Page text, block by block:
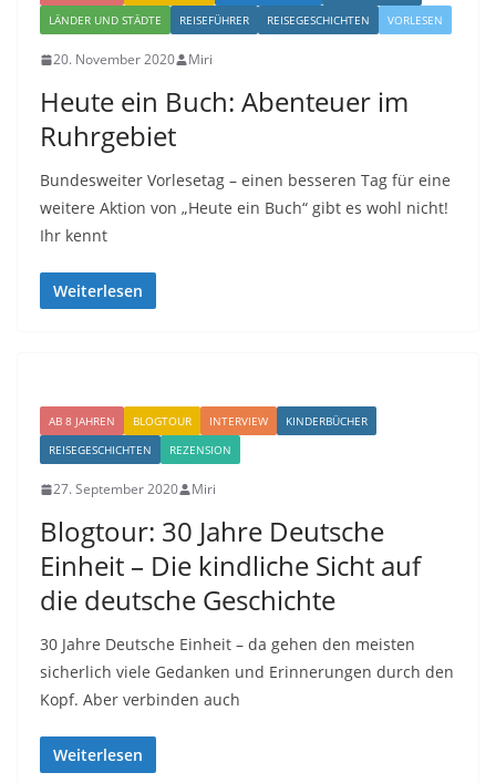
LÄNDER UND STÄDTE
REISEFÜHRER REISEGESCHICHTEN VORLESEN
20. November 2020 Miri
Heute ein Buch: Abenteuer im
Ruhrgebiet
Bundesweiter Vorlesetag – einen besseren Tag für eine
weitere Aktion von „Heute ein Buch“ gibt es wohl nicht!
Ihr kennt
Weiterlesen
AB 8 JAHREN BLOGTOUR INTERVIEW
KINDERBÜCHER
REISEGESCHICHTEN
REZENSION
27. September 2020 Miri
Blogtour: 30 Jahre Deutsche
Einheit – Die kindliche Sicht auf
die deutsche Geschichte
30 Jahre Deutsche Einheit – da gehen den meisten
sicherlich viele Gedanken und Erinnerungen durch den
Kopf. Aber verbinden auch
Weiterlesen